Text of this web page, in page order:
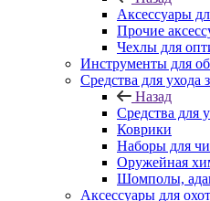
Аксессуары
Прочие
Чехлы для
Инструменты для
Средства для ухода
Назад
Средства для
Коврики
Наборы для
Оружейная
Шомполы,
Аксессуары для